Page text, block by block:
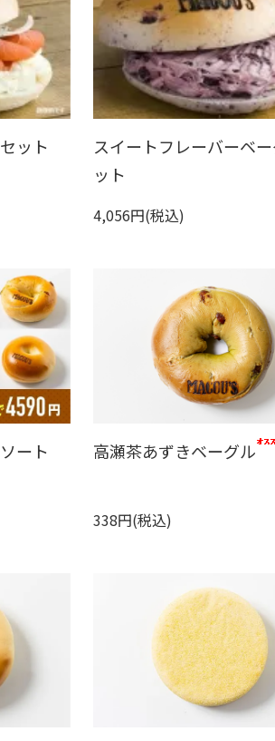
ット
スイートフレーバーベ
ット
4,056円(税込)
ート 高瀬茶あずきベーグル
338円(税込)